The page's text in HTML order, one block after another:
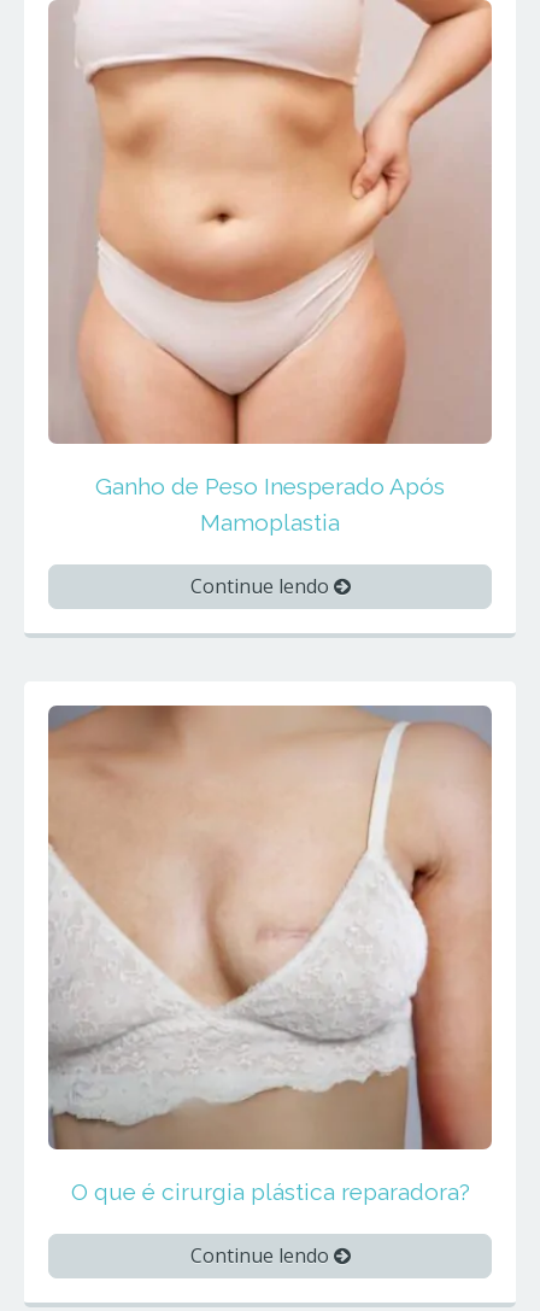
Ganho de Peso Inesperado Após
Mamoplastia
Continue lendo
O que é cirurgia plástica reparadora?
Continue lendo